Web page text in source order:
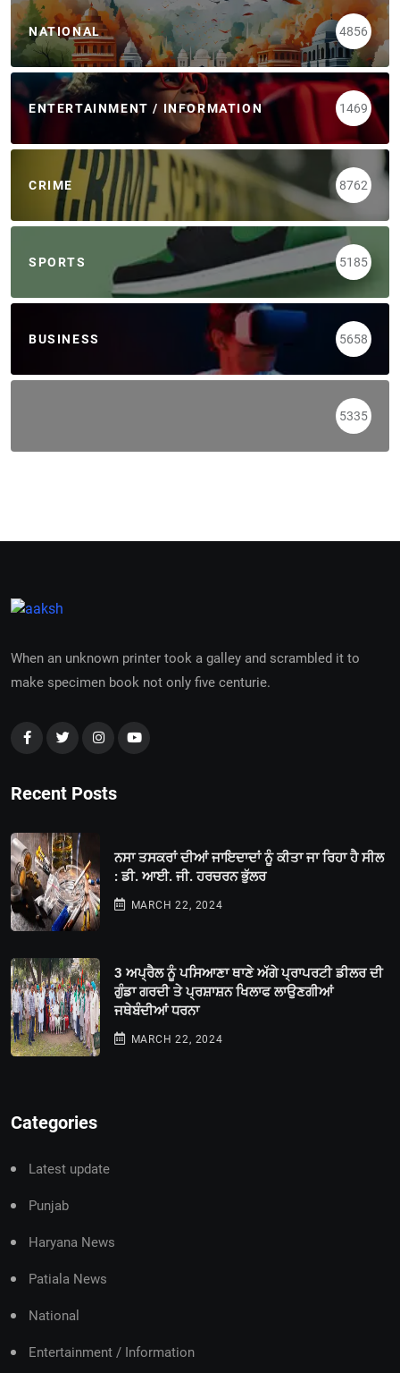
NATIONAL 4856
ENTERTAINMENT / INFORMATION 1469
CRIME 8762
SPORTS 5185
BUSINESS 5658
5335
When an unknown printer took a galley and scrambled it to
make specimen book not only five centurie.
Recent Posts
ਨਸਾ ਤਸਕਰਾਂ ਦੀਆਂ ਜਾਇਦਾਦਾਂ ਨੂੰ ਕੀਤਾ ਜਾ ਰਿਹਾ ਹੈ ਸੀਲ
: ਡੀ. ਆਈ. ਜੀ. ਹਰਚਰਨ ਭੁੱਲਰ
MARCH 22, 2024
3 ਅਪ੍ਰੈਲ ਨੂੰ ਪਸਿਆਣਾ ਥਾਣੇ ਅੱਗੇ ਪ੍ਰਾਪਰਟੀ ਡੀਲਰ ਦੀ
ਗੁੰਡਾ ਗਰਦੀ ਤੇ ਪ੍ਰਸ਼ਾਸ਼ਨ ਖਿਲਾਫ ਲਾਉਣਗੀਆਂ
ਜਥੇਬੰਦੀਆਂ ਧਰਨਾ
MARCH 22, 2024
Categories
Latest update
Punjab
Haryana News
Patiala News
National
Entertainment / Information